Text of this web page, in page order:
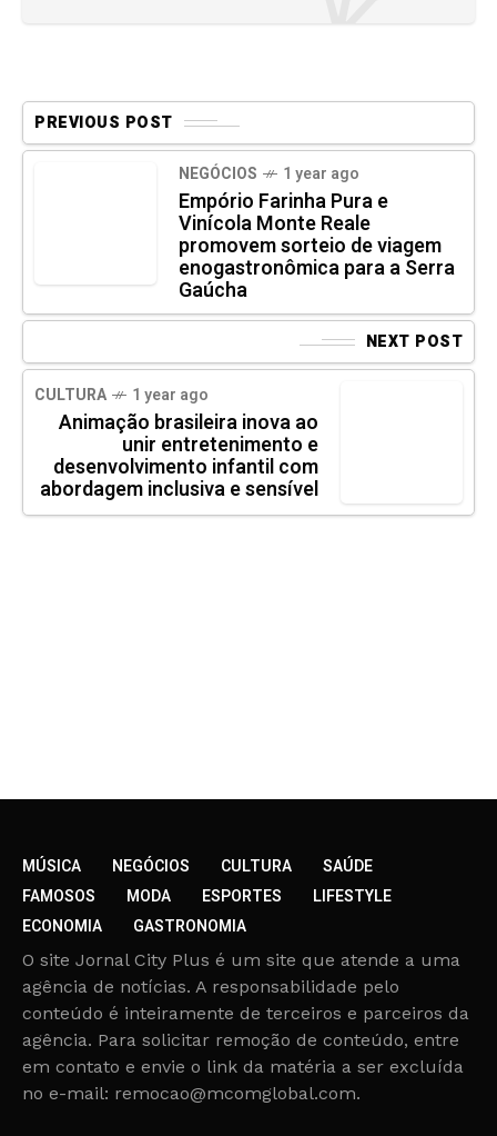
PREVIOUS POST
NEGÓCIOS 1 year ago
Empório Farinha Pura e
Vinícola Monte Reale
promovem sorteio de viagem
enogastronômica para a Serra
Gaúcha
NEXT POST
CULTURA 1 year ago
Animação brasileira inova ao
unir entretenimento e
desenvolvimento infantil com
abordagem inclusiva e sensível
MÚSICA NEGÓCIOS CULTURA
SAÚDE
FAMOSOS
MODA ESPORTES
LIFESTYLE
ECONOMIA
GASTRONOMIA
O site Jornal City Plus é um site que atende a uma
agência de notícias. A responsabilidade pelo
conteúdo é inteiramente de terceiros e parceiros da
agência. Para solicitar remoção de conteúdo, entre
em contato e envie o link da matéria a ser excluída
no e-mail: remocao@mcomglobal.com.